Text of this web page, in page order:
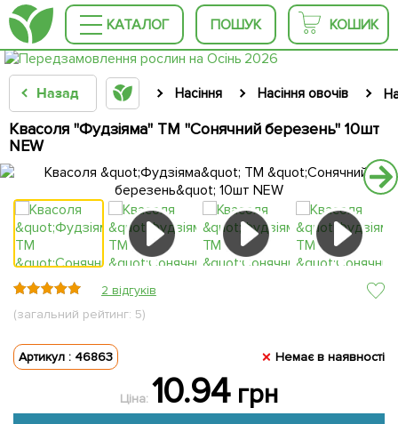
КАТАЛОГ ПОШУК КОШИК
Назад Насіння Насіння овочів
Квасоля "Фудзіяма" ТМ "Сонячний березень" 10шт
NEW
2 відгуків
(загальний рейтинг: 5)
Артикул : 46863 Немає в наявності
Ціна: 10.94грн